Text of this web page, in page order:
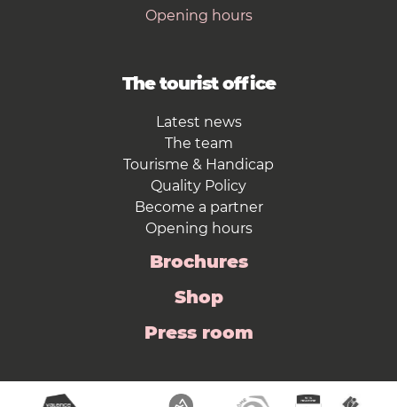
Opening hours
The tourist office
Latest news
The team
Tourisme & Handicap
Quality Policy
Become a partner
Opening hours
Brochures
Shop
Press room